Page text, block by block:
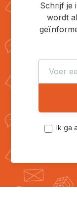
Schrijf je
wordt
Ik ga